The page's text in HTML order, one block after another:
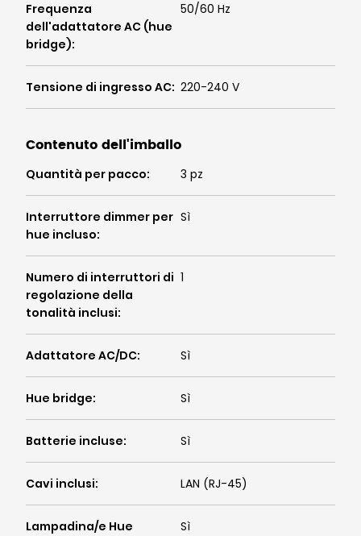
Frequenza
dell'adattatore AC (hue
bridge):
50/60 Hz
Tensione di ingresso AC: 220-240 V
Contenuto dell'imballo
Quantità per pacco: 3 pz
Interruttore dimmer per
hue incluso:
Sì
Numero di interruttori di
regolazione della
tonalità inclusi:
1
Adattatore AC/DC: Sì
Hue bridge: Sì
Batterie incluse: Sì
Cavi inclusi: LAN (RJ-45)
Lampadina/e Hue Sì